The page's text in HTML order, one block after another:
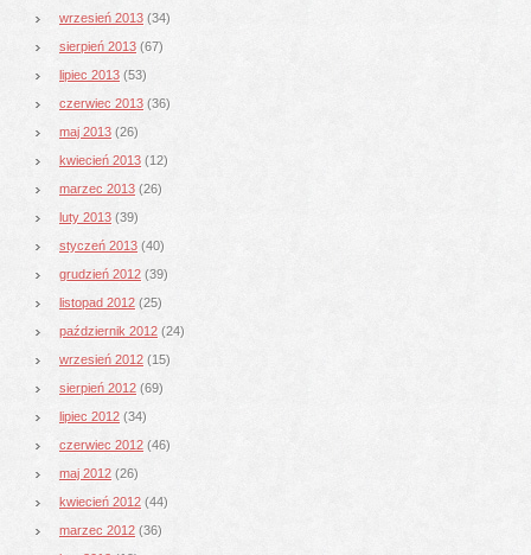
wrzesień 2013 (34)
sierpień 2013 (67)
lipiec 2013 (53)
czerwiec 2013 (36)
maj 2013 (26)
kwiecień 2013 (12)
marzec 2013 (26)
luty 2013 (39)
styczeń 2013 (40)
grudzień 2012 (39)
listopad 2012 (25)
październik 2012 (24)
wrzesień 2012 (15)
sierpień 2012 (69)
lipiec 2012 (34)
czerwiec 2012 (46)
maj 2012 (26)
kwiecień 2012 (44)
marzec 2012 (36)